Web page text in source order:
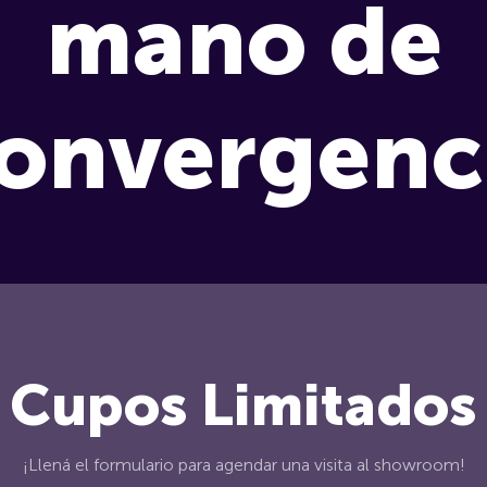
mano de
Cupos Limitados
¡Llená el formulario para agendar una visita al showroom!